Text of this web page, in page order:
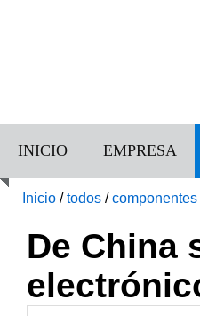
INICIO EMPRESA
Inicio /todos /componentes
De China